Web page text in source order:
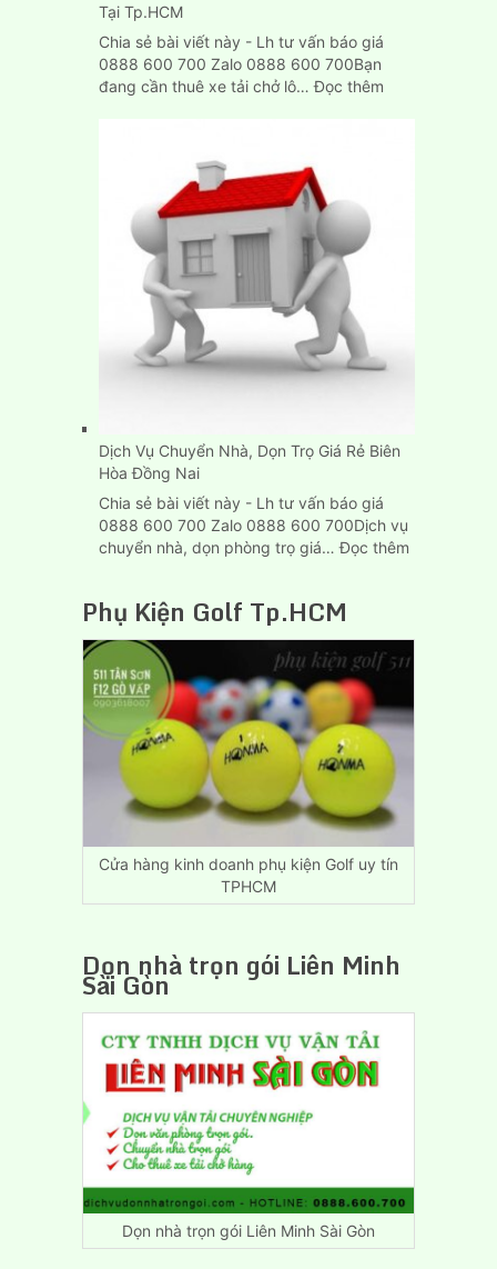
Tại Tp.HCM
Chia sẻ bài viết này - Lh tư vấn báo giá
0888 600 700 Zalo 0888 600 700Bạn
đang cần thuê xe tải chở lô…Đọc thêm:
Dịch Vụ Chuyển Nhà, Dọn Trọ Giá Rẻ Biên
Hòa Đồng Nai
Chia sẻ bài viết này - Lh tư vấn báo giá
0888 600 700 Zalo 0888 600 700Dịch vụ
chuyển nhà, dọn phòng trọ giá…Đọc thêm:
Nhà,
Dọn
Rẻ
Phụ Kiện Golf Tp.HCM
Cửa hàng kinh doanh phụ kiện Golf uy tín
TPHCM
Dọn nhà trọn gói Liên Minh
Sài Gòn
Dọn nhà trọn gói Liên Minh Sài Gòn